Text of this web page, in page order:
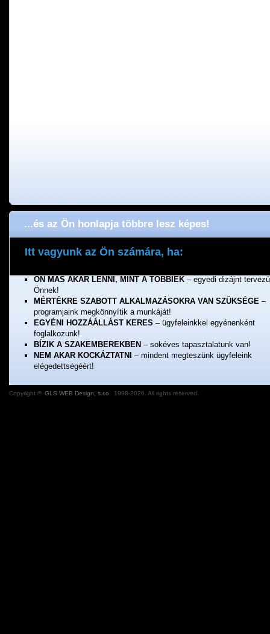
...és az Ön honlapja többre lesz képes!
Itt vagyunk az Ön számára, ha:
ÖN MÁS AKAR LENNI, MINT A TÖBBIEK – egyedi dizájnt
Önnek!
MÉRTÉKRE SZABOTT ALKALMAZÁSOKRA VAN SZÜKSÉGE –
programjaink megkönnyítik a munkáját!
EGYÉNI HOZZÁÁLLÁST KERES – ügyfeleinkkel egyénenként
foglalkozunk!
BÍZIK A SZAKEMBEREKBEN – sokéves tapasztalatunk van!
NEM AKAR KOCKÁZTATNI
– mindent megteszünk ügyfeleink
elégedettségéért!
Copyright © GLS WEB Design, s.r.o. 1998-2026. All rights reserved.